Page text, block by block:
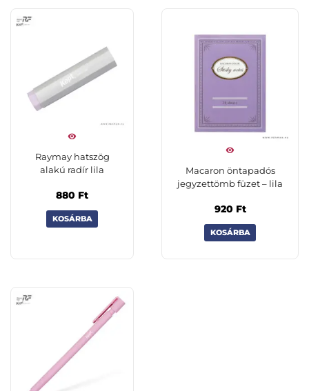
Raymay hatszög
alakú radír lila
880 Ft
KOSÁRBA
Macaron öntapadós
jegyzettömb füzet – lila
920 Ft
KOSÁRBA